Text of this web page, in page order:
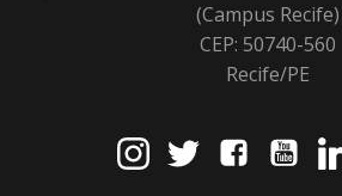
(Campus Recife)
CEP: 50740-560
Recife/PE